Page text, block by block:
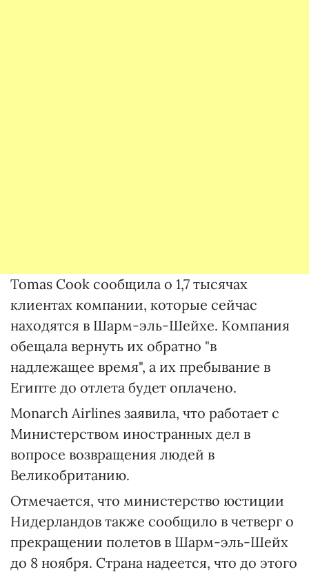
Tomas Cook сообщила о 1,7 тысячах
клиентах компании, которые сейчас
находятся в Шарм-эль-Шейхе. Компания
обещала вернуть их обратно "в
надлежащее время", а их пребывание в
Египте до отлета будет оплачено.
Monarch Airlines заявила, что работает с
Министерством иностранных дел в
вопросе возвращения людей в
Великобританию.
Отмечается, что министерство юстиции
Нидерландов также сообщило в четверг о
прекращении полетов в Шарм-эль-Шейх
до 8 ноября. Страна надеется, что до этого